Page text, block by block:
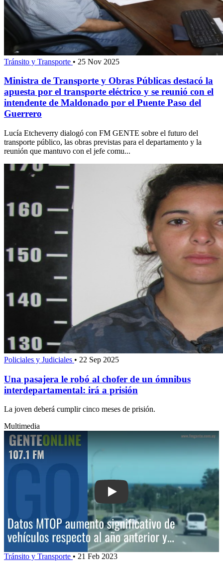
Tránsito y Transporte • 25 Nov 2025
Ministra de Transporte y Obras Públicas destacó la
apuesta por el transporte eléctrico y se reunió con el
intendente de Maldonado por el Puente Paso del
Guerrero
Lucía Etcheverry dialogó con FM GENTE sobre el futuro del
transporte público, las obras previstas para el departamento y la
reunión que mantuvo con el jefe comu...
Policiales y Judiciales • 22 Sep 2025
Una pasajera le robó al chofer de un ómnibus
interdepartamental: irá a prisión
La joven deberá cumplir cinco meses de prisión.
Multimedia
Play: Datos MTOP: aumento
Tránsito y Transporte • 21 Feb 2023